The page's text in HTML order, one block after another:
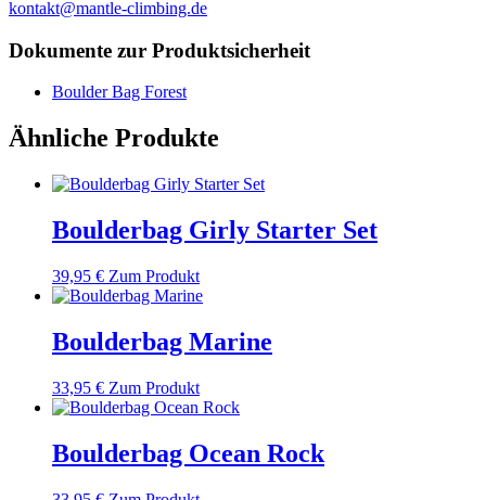
kontakt@mantle-climbing.de
Dokumente zur Produktsicherheit
Boulder Bag Forest
Ähnliche Produkte
Boulderbag Girly Starter Set
39,95 € Zum Produkt
Boulderbag Marine
33,95 € Zum Produkt
Boulderbag Ocean Rock